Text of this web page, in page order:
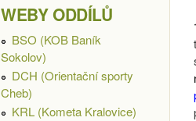
WEBY ODDÍLŮ
BSO (KOB Baník
Sokolov)
DCH (Orientační sporty
Cheb)
KRL (Kometa Kralovice)